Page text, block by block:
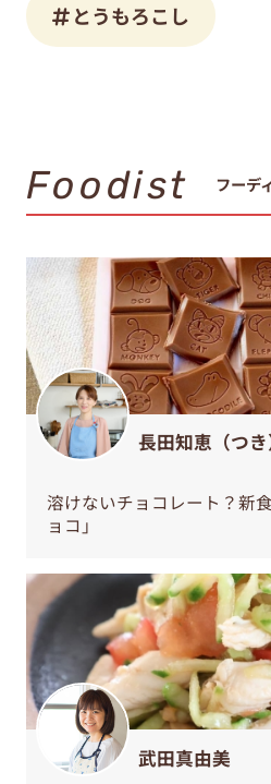
とうもろこし
Foodist フーデ
長田知恵（つき
溶けないチョコレート？新
ョコ」
武田真由美